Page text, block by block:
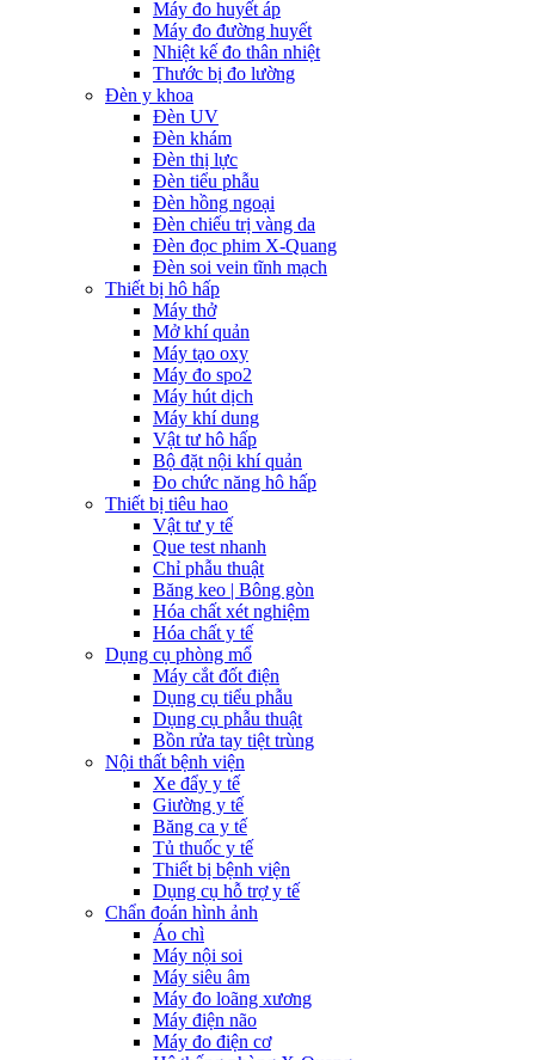
Máy đo huyết áp
Máy đo đường huyết
Nhiệt kế đo thân nhiệt
Thước bị đo lường
Đèn y khoa
Đèn UV
Đèn khám
Đèn thị lực
Đèn tiểu phẫu
Đèn hồng ngoại
Đèn chiếu trị vàng da
Đèn đọc phim X-Quang
Đèn soi vein tĩnh mạch
Thiết bị hô hấp
Máy thở
Mở khí quản
Máy tạo oxy
Máy đo spo2
Máy hút dịch
Máy khí dung
Vật tư hô hấp
Bộ đặt nội khí quản
Đo chức năng hô hấp
Thiết bị tiêu hao
Vật tư y tế
Que test nhanh
Chỉ phẫu thuật
Băng keo | Bông gòn
Hóa chất xét nghiệm
Hóa chất y tế
Dụng cụ phòng mổ
Máy cắt đốt điện
Dụng cụ tiểu phẫu
Dụng cụ phẫu thuật
Bồn rửa tay tiệt trùng
Nội thất bệnh viện
Xe đẩy y tế
Giường y tế
Băng ca y tế
Tủ thuốc y tế
Thiết bị bệnh viện
Dụng cụ hỗ trợ y tế
Chẩn đoán hình ảnh
Áo chì
Máy nội soi
Máy siêu âm
Máy đo loãng xương
Máy điện não
Máy đo điện cơ